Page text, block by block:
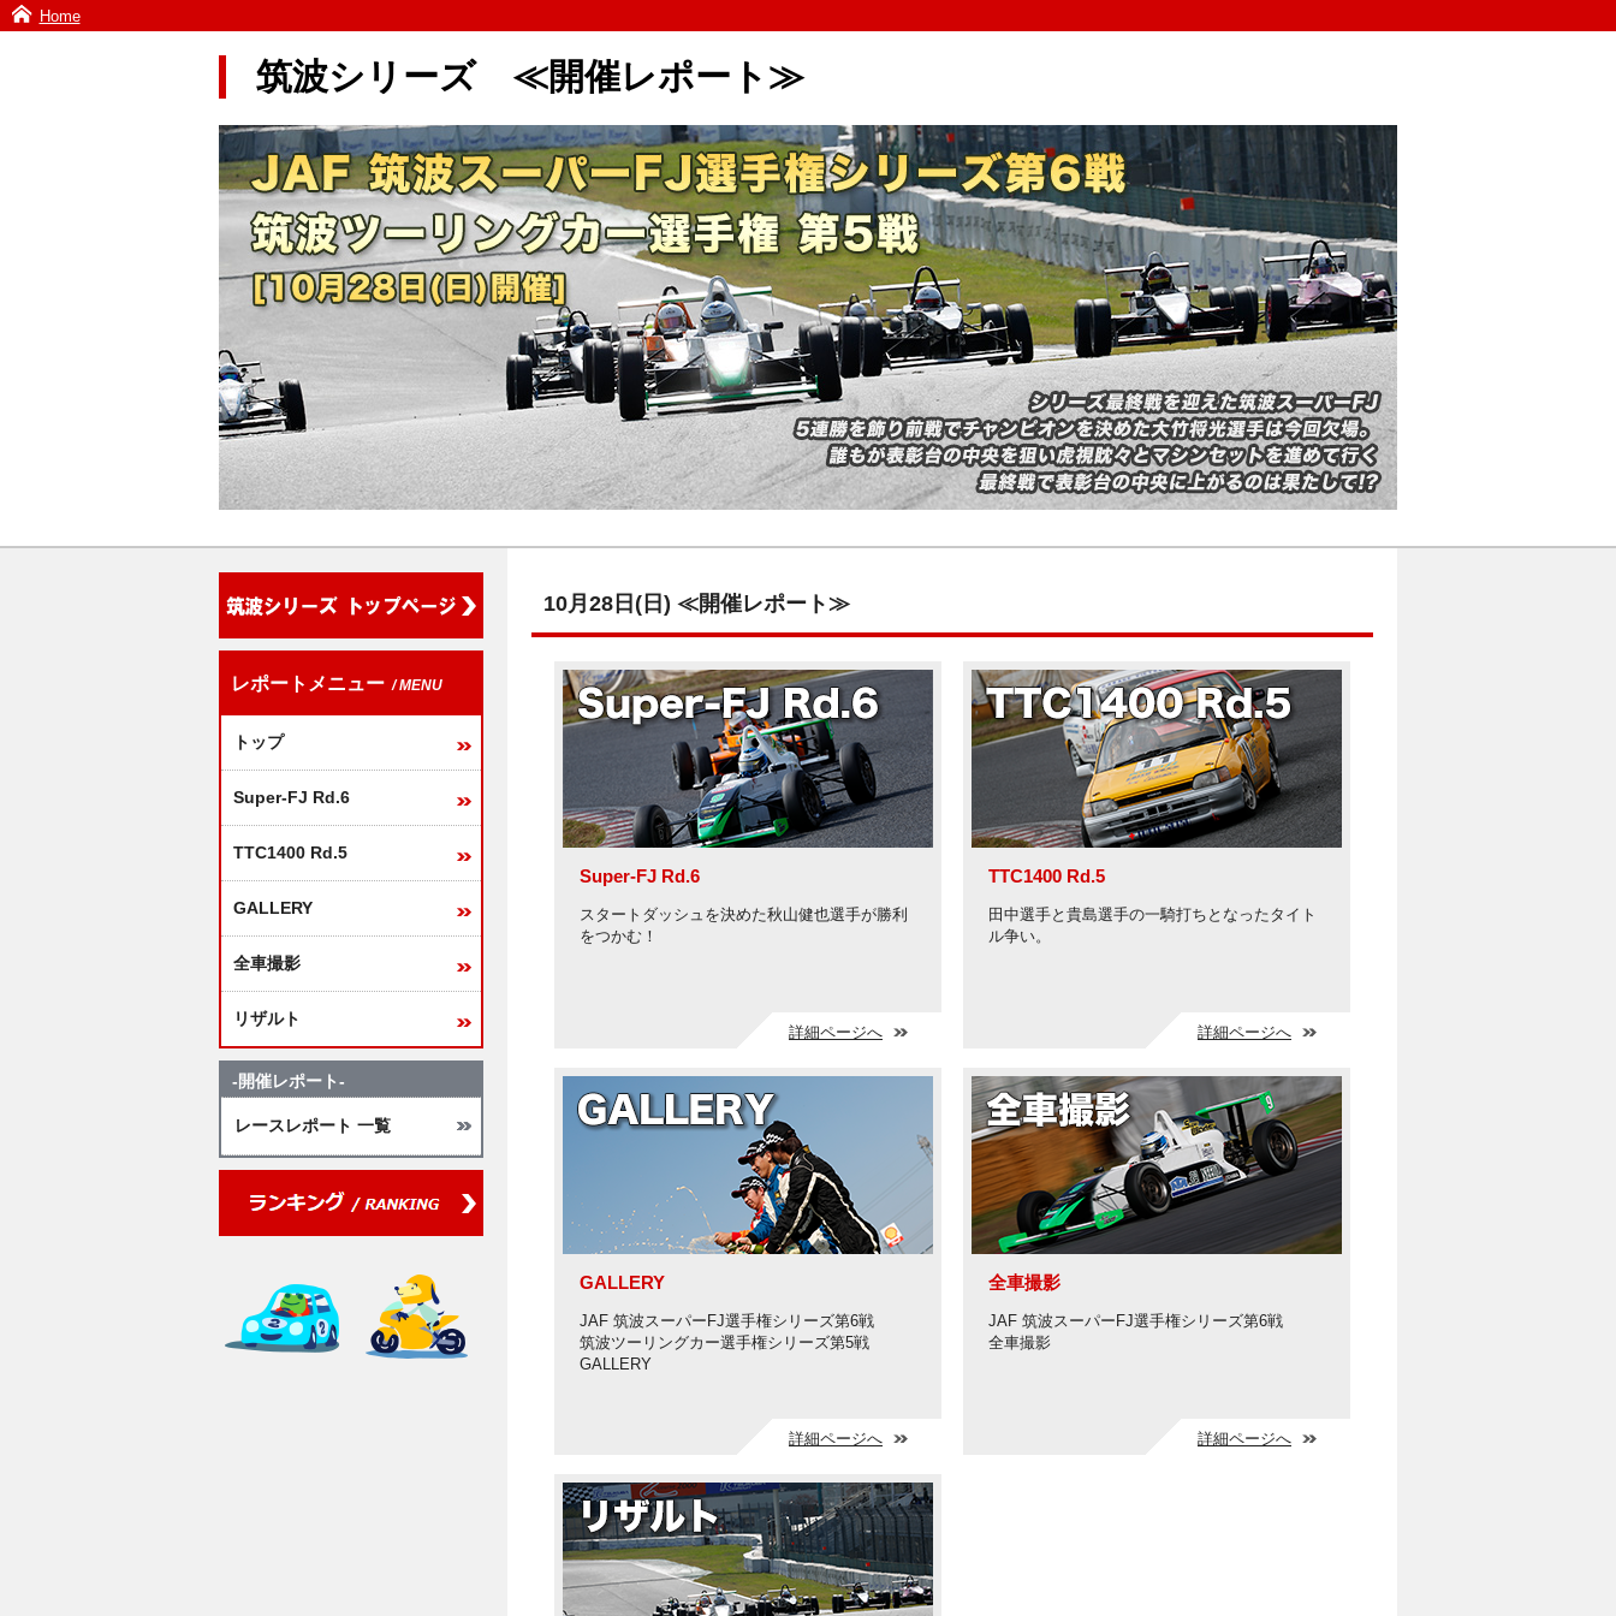
Home
筑波シリーズ ≪開催レポート≫
レポートメニュー / MENU
トップ
Super-FJ Rd.6
TTC1400 Rd.5
GALLERY
全車撮影
リザルト
-開催レポート-
レースレポート 一覧
10月28日(日) ≪開催レポート≫
Super-FJ Rd.6
スタートダッシュを決めた秋山健也選手が勝利
をつかむ！
詳細ページへ
TTC1400 Rd.5
田中選手と貴島選手の一騎打ちとなったタイト
ル争い。
詳細ページへ
GALLERY
JAF 筑波スーパーFJ選手権シリーズ第6戦
筑波ツーリングカー選手権シリーズ第5戦
GALLERY
詳細ページへ
全車撮影
JAF 筑波スーパーFJ選手権シリーズ第6戦
全車撮影
詳細ページへ